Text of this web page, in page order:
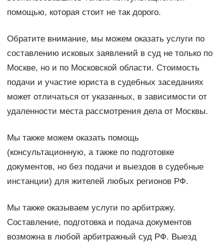
помощью, которая стоит не так дорого.
Обратите внимание, мы можем оказать услуги по
составлению исковых заявлений в суд не только по
Москве, но и по Московской области. Стоимость
подачи и участие юриста в судебных заседаниях
может отличаться от указанных, в зависимости от
удаленности места рассмотрения дела от Москвы.
Мы также можем оказать помощь
(консультационную, а также по подготовке
документов, но без подачи и выездов в судебные
инстанции) для жителей любых регионов РФ.
Мы также оказываем услуги по арбитражу.
Составление, подготовка и подача документов
возможна в любой арбитражный суд РФ. Выезд